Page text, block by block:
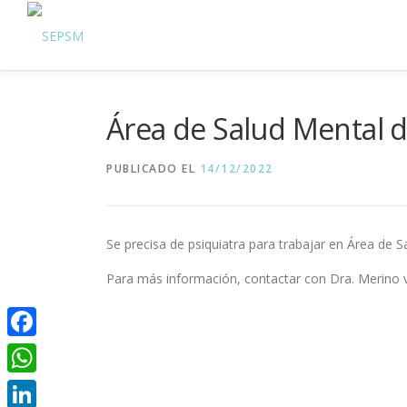
Área de Salud Mental
PUBLICADO EL 14/12/2022
Se precisa de psiquiatra para trabajar en Área de
Para más información, contactar con Dra. Merino
Facebook
WhatsApp